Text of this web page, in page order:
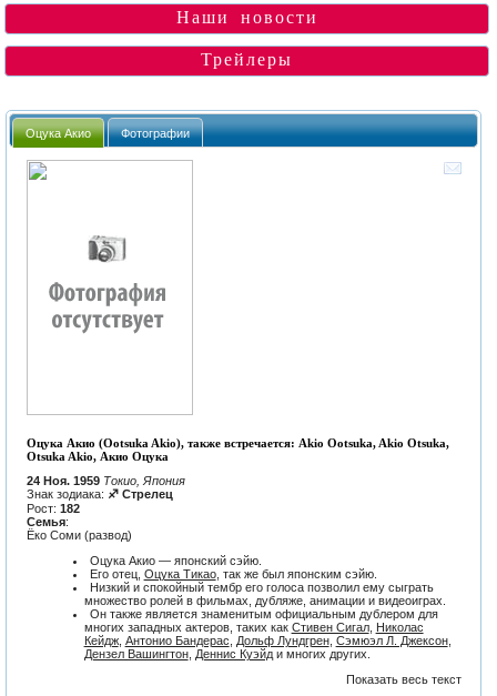
Наши новости
Трейлеры
Оцука Акио Фотографии
Оцука Акио (Ootsuka Akio), также встречается: Akio Ootsuka, Akio Otsuka,
Otsuka Akio, Акио Оцука
24 Ноя. 1959 Токио, Япония
Знак зодиака: ♐ Стрелец
Рост: 182
Семья:
Ёко Соми (развод)
Оцука Акио — японский сэйю.
Его отец, Оцука Тикао, так же был японским сэйю.
Низкий и спокойный тембр его голоса позволил ему сыграть
множество ролей в фильмах, дубляже, анимации и видеоиграх.
Он также является знаменитым официальным дублером для
многих западных актеров, таких как Стивен Сигал, Николас
Кейдж, Антонио Бандерас Дольф Лундгрен, Сэмюэл Л. Джексон,
Дензел Вашингтон, Деннис Куэйди многих других.
Показать весь текст